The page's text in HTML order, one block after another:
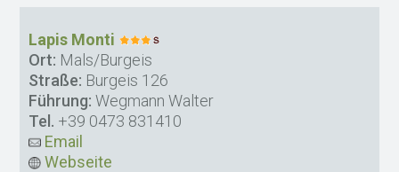
Lapis Monti
Ort: Mals/Burgeis
Straße: Burgeis 126
Führung: Wegmann Walter
Tel. +39 0473 831410
Email
Webseite